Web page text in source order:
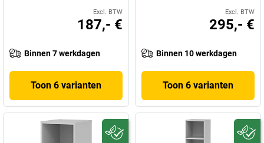
Excl. BTW
187,- €
Binnen 7 werkdagen
Toon 6 varianten
Excl. BTW
295,- €
Binnen 10 werkdagen
Toon 6 varianten